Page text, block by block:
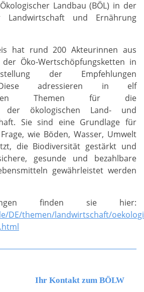
Landbau (BÖL) in der
Landwirtschaft und Ernährung
hat rund 200 Akteurinnen aus
Öko-Wertschöpfungsketten in
der Empfehlungen
Diese adressieren in elf
Themen für die
der ökologischen Land- und
Sie sind eine Grundlage für
wie Böden, Wasser, Umwelt
die Biodiversität gestärkt und
gesunde und bezahlbare
gewährleistet werden
finden sie hier:
DE/themen/landwirtschaft/
Ihr Kontakt zum BÖLW